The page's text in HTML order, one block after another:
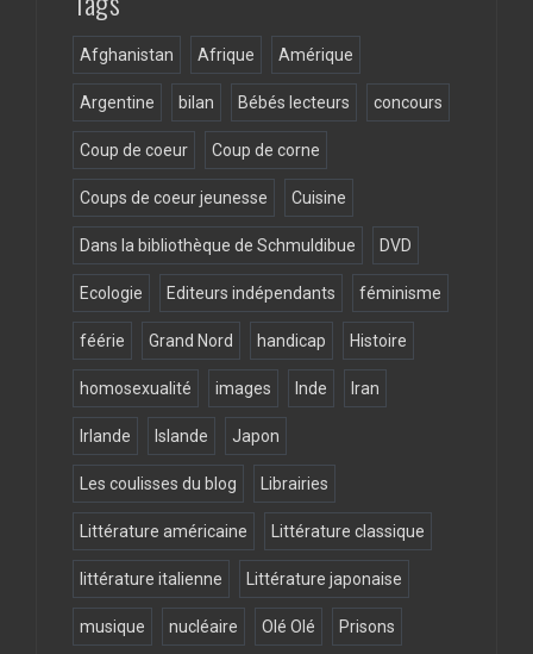
Afghanistan Afrique Amérique
Argentine bilan Bébés lecteurs concours
Coup de coeur Coup de corne
Coups de coeur jeunesse Cuisine
Dans la bibliothèque de Schmuldibue DVD
Ecologie Editeurs indépendants féminisme
féérie Grand Nord handicap Histoire
homosexualité images Inde Iran
Irlande Islande Japon
Les coulisses du blog Librairies
Littérature américaine Littérature classique
littérature italienne Littérature japonaise
musique nucléaire Olé Olé Prisons